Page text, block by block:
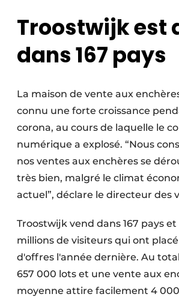
Troostwijk est
dans 167 pays
La maison de vente aux
connu une forte croissance
corona, au cours de laquelle le
numérique a explosé. “Nous
nos ventes aux enchères se
très bien, malgré le climat
actuel”, déclare le directeur des
Troostwijk vend dans 167 pays
millions de visiteurs qui ont
d'offres l'année dernière. Au
657 000 lots et une vente aux
moyenne attire facilement 4